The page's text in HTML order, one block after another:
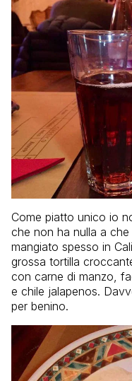
Come piatto unico io
che non ha nulla a
mangiato spesso in
grossa tortilla
con carne di manzo,
e chile jalapenos.
per benino.